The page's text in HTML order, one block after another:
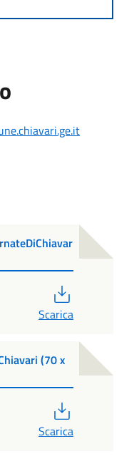
Scarica
(70 x
Scarica